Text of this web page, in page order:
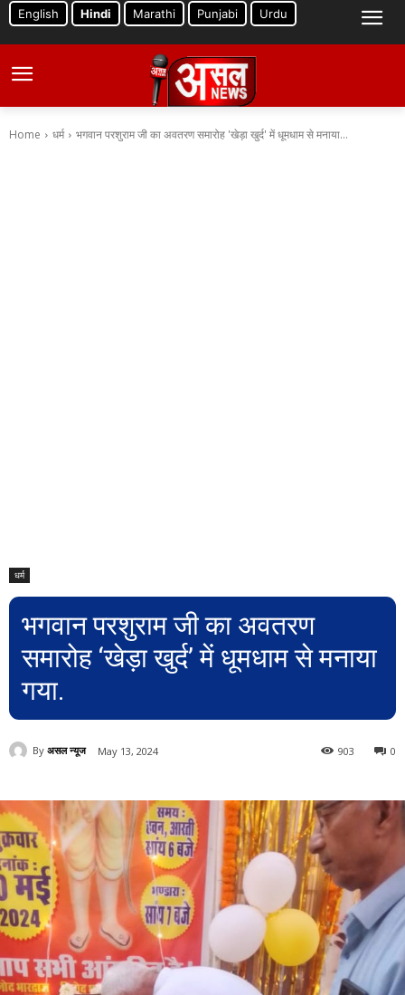
English Hindi Marathi Punjabi Urdu
Home धर्म भगवान परशुराम जी का अवतरण समारोह 'खेड़ा खुर्द' में धूमधाम से मनाया...
धर्म
भगवान परशुराम जी का अवतरण
समारोह ‘खेड़ा खुर्द’ में धूमधाम से मनाया
गया.
By असल न्यूज May 13, 2024 0
903